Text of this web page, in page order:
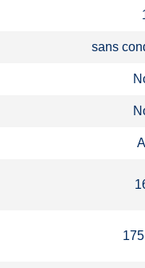
sans